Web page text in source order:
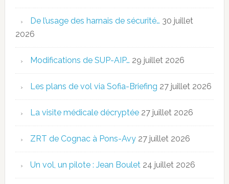
De l’usage des harnais de sécurité… 30 juillet
2026
Modifications de SUP-AIP… 29 juillet 2026
Les plans de vol via Sofia-Briefing 27 juillet 2026
La visite médicale décryptée 27 juillet 2026
ZRT de Cognac à Pons-Avy 27 juillet 2026
Un vol, un pilote : Jean Boulet 24 juillet 2026